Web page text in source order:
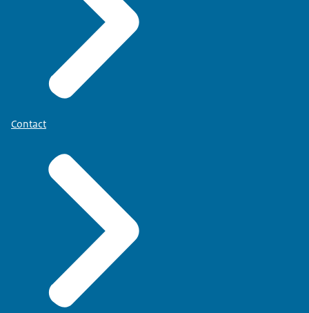
Contact